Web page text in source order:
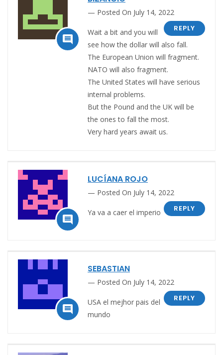

Posted On July 14, 2022
REPLY
Wait a bit and you will
see how the dollar will also fall.
The European Union will fragment.
NATO will also fragment.
The United States will have serious
internal problems.
But the Pound and the UK will be
the ones to fall the most.
Very hard years await us.

LUCÍANA ROJO
Posted On July 14, 2022
REPLY
Ya va a caer el imperio

SEBASTIAN
Posted On July 14, 2022
REPLY
USA el mejhor pais del
mundo